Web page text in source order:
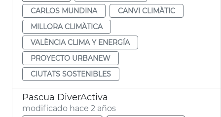
CARLOS MUNDINA
CANVI CLIMÀTIC
MILLORA CLIMÀTICA
VALÈNCIA CLIMA Y ENERGÍA
PROYECTO URBANEW
CIUTATS SOSTENIBLES
Pascua DiverActiva
modificado hace 2 años